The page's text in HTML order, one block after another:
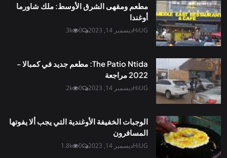
مطعم ومقهى الشرق الأوسط: ملك شاورما
أوغندا
HiUGديسمبر 14, 2023 0
3k
The Patio Ntida: مطعم جديد في كمبالا -
2022 مراجعة
HiUGديسمبر 14, 2023 0
2k
الوجبات الخفيفة الأوغندية التي يجب ألا يفوتها
المسافرون
HiUGديسمبر 14, 2023 0
1.8k